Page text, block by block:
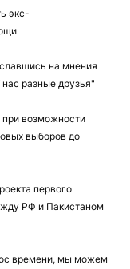
экс-
на мнения
разные друзья"
возможности
выборов до
первого
РФ и Пакистаном
времени, мы можем